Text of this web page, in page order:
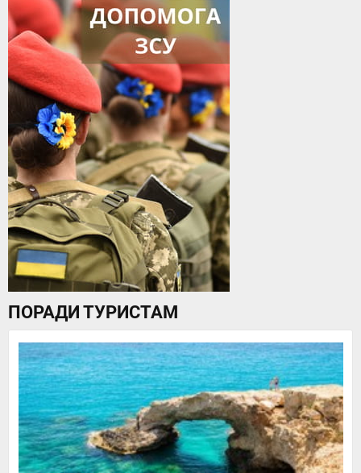
ПОРАДИ ТУРИСТАМ